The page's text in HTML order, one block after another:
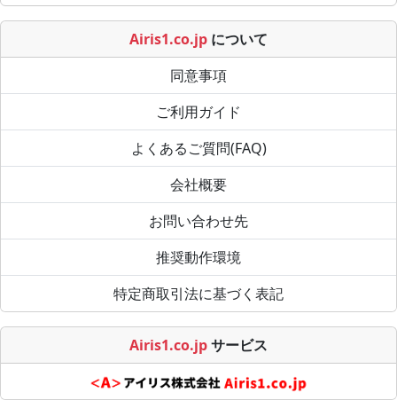
Airis1.co.jp について
同意事項
ご利用ガイド
よくあるご質問(FAQ)
会社概要
お問い合わせ先
推奨動作環境
特定商取引法に基づく表記
Airis1.co.jpサービス